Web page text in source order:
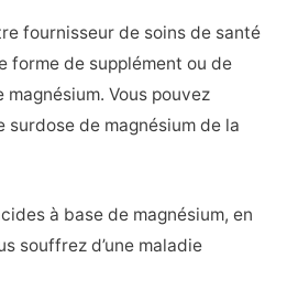
fournisseur de soins de santé
forme de supplément ou de
Vous pouvez
de magnésium de la
à base de magnésium, en
souffrez d’une maladie